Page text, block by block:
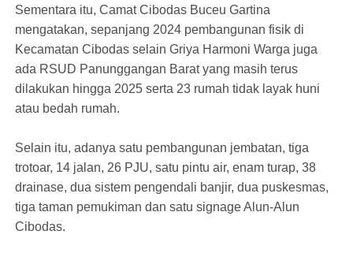
Sementara itu, Camat Cibodas Buceu Gartina
mengatakan, sepanjang 2024 pembangunan fisik di
Kecamatan Cibodas selain Griya Harmoni Warga juga
ada RSUD Panunggangan Barat yang masih terus
dilakukan hingga 2025 serta 23 rumah tidak layak huni
atau bedah rumah.
Selain itu, adanya satu pembangunan jembatan, tiga
trotoar, 14 jalan, 26 PJU, satu pintu air, enam turap, 38
drainase, dua sistem pengendali banjir, dua puskesmas,
tiga taman pemukiman dan satu signage Alun-Alun
Cibodas.